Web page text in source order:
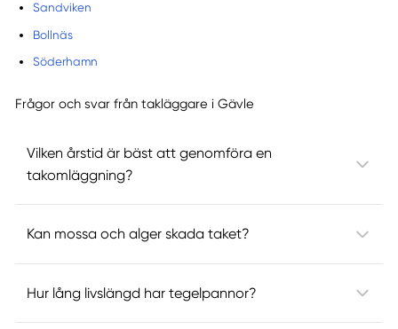
Sandviken
Bollnäs
Söderhamn
Frågor och svar från takläggare i Gävle
Vilken årstid är bäst att genomföra en
takomläggning?
Kan mossa och alger skada taket?
Hur lång livslängd har tegelpannor?